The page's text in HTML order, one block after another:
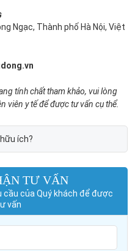
Ngạc, Thành phố Hà Nội, Việt
tính chất tham khảo, vui lòng
viên y tế để được tư vấn cụ thể.
ích?
TƯ VẤN
cầu của Quý khách để được
vấn